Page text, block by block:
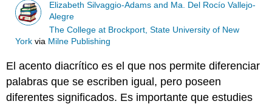
Elizabeth Silvaggio-Adams and Ma. Del Rocío Vallejo-
Alegre
The College at Brockport, State University of New
Yorkvia Milne Publishing
El acento diacrítico es el que nos permite diferenciar
palabras que se escriben igual, pero poseen
diferentes significados. Es importante que estudies